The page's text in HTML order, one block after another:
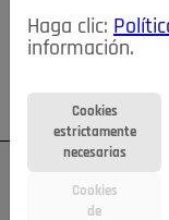
TABLÓN DE ANUNCIOS
NOSOTROS
Su cuenta
Haga clic:
información.
Cookies
estrictamente
necesarias
Cookies
de